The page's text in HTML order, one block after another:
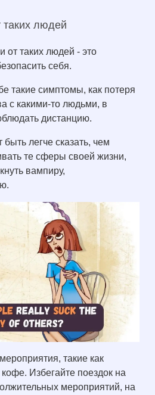
людей
от таких людей - это
себя.
такие симптомы, как потеря
с какими-то людьми, в
дистанцию.
легче сказать, чем
те сферы своей жизни,
вампиру,
такие как
Избегайте поездок на
мероприятий, на